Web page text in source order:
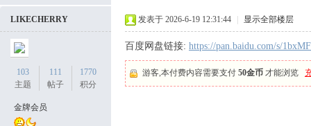
LIKECHERRY
103
主题
111
帖子
1770
积分
金牌会员
发表于 2026-6-19 12:31:44 显示全部楼层
百度网盘链接: https://pan.baidu.com/s/
游客,本付费内容需要支付 50金币 才能浏览